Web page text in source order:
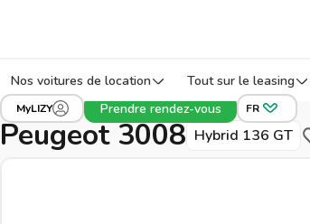
Nos voitures de location Tout sur le leasing
MyLIZY Prendre rendez-vous FR
Tous les véhicules › 3008
Peugeot 3008 Hybrid 136 GT